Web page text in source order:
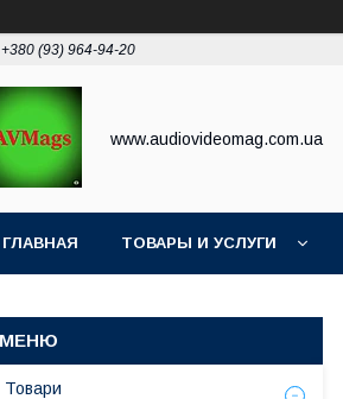
+380 (93) 964-94-20
www.audiovideomag.com.ua
ГЛАВНАЯ ТОВАРЫ И УСЛУГИ
Товари